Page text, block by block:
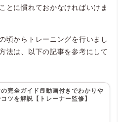
とに慣れておかなければいけま
頃からトレーニングを行いまし
法は、以下の記事を参考にして
完全ガイド📕動画付きでわかりや
ツを解説【トレーナー監修】